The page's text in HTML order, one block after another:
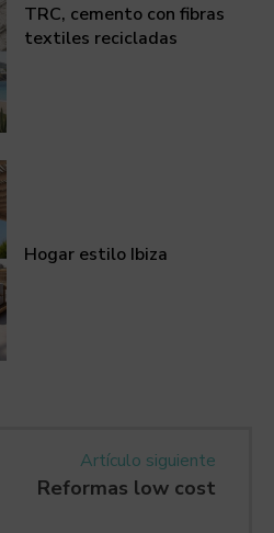
TRC, cemento con fibras
textiles recicladas
Hogar estilo Ibiza
Artículo siguiente
Reformas low cost